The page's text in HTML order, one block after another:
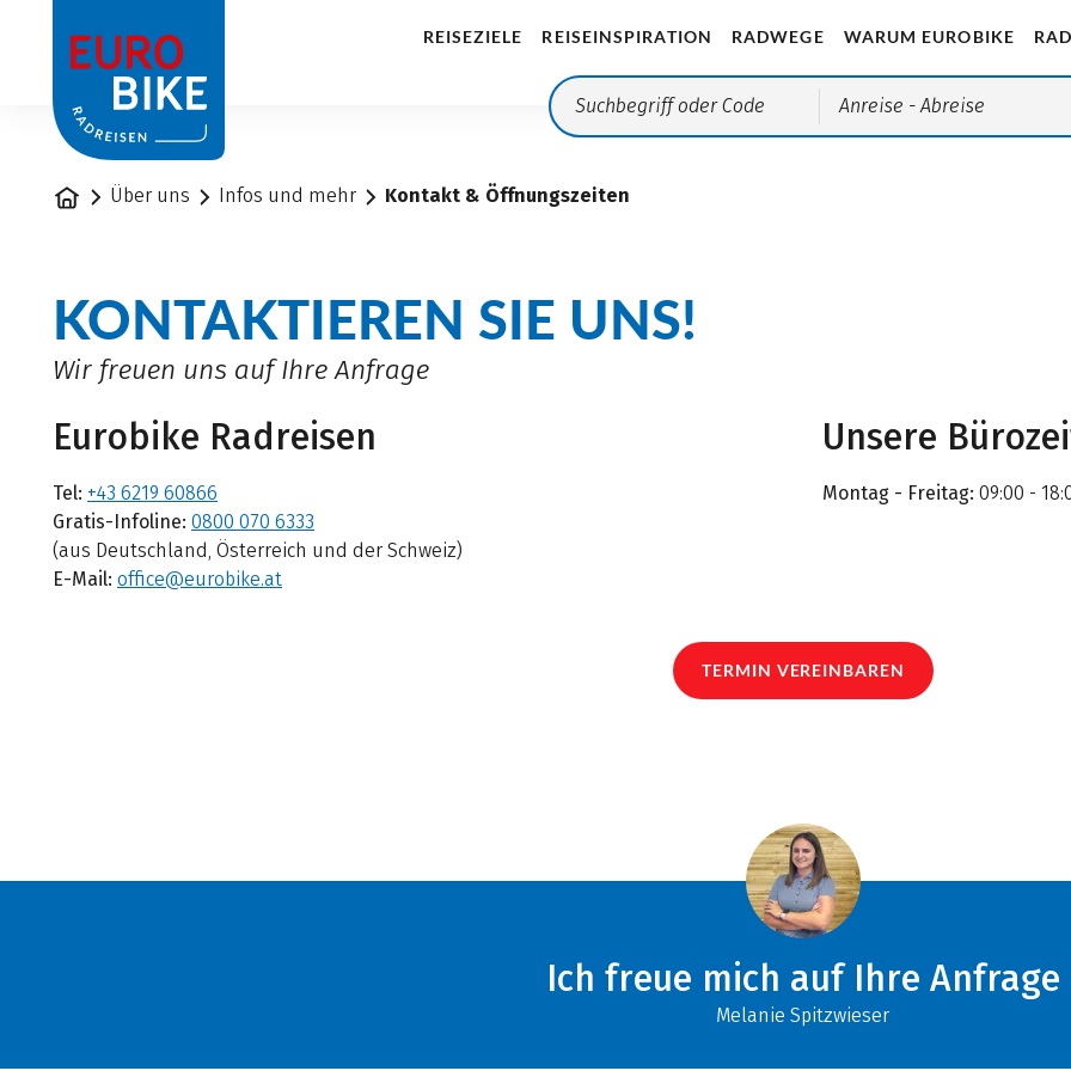
REISEZIELE REISEINSPIRATION RADWEGE WARUM EUROBIKE
Anreise - Abreise
StartseiteÜber uns Infos und mehr Kontakt & Öffnungszeiten
KONTAKTIEREN SIE UNS!
Wir freuen uns auf Ihre Anfrage
Eurobike Radreisen
Tel: +43 6219 60866
Gratis-Infoline: 0800 070 6333
(aus Deutschland, Österreich und der Schweiz)
E-Mail: office@eurobike.at
Unsere
Montag - Freitag: 09:00 -
TERMIN VEREINBAREN
Ich freue mich auf Ihre Anfrage
Melanie Spitzwieser